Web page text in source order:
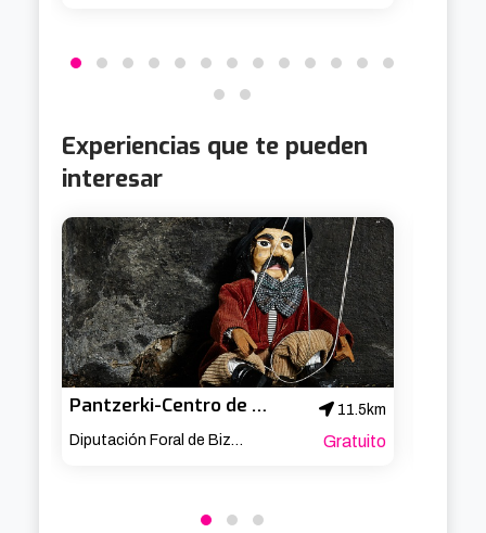
Experiencias que te pueden
interesar
Pantzerki-Centro de documentación de títeres de Bilbao
11.5km
Diputación Foral de Bizkaia
Gratuito